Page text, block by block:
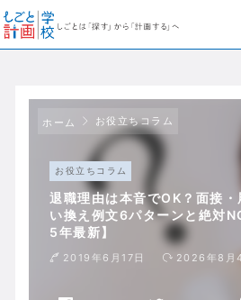
ホーム お役立ちコラム
お役立ちコラム
退職理由は本音でOK？面接
い換え例文6パターンと絶対
5年最新】
2019年6月17日 2026年8月